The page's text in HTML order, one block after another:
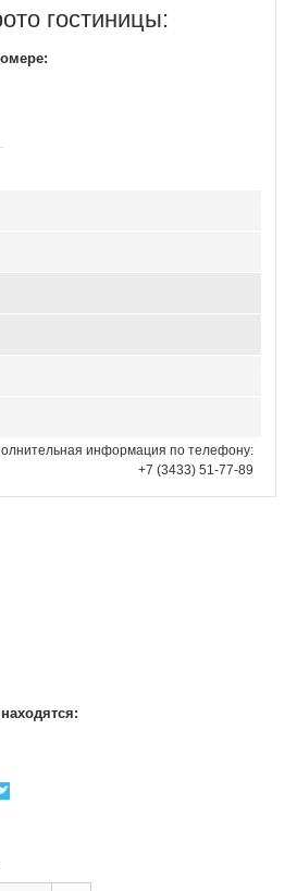
гостиницы:
информация по телефону:
+7 (3433) 51-77-89